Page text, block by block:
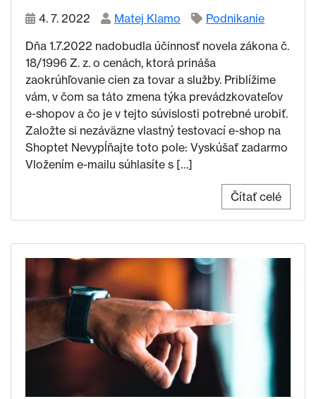
4. 7. 2022 Matej Klamo
Podnikanie
Dňa 1.7.2022 nadobudla účinnosť novela zákona č.
18/1996 Z. z. o cenách, ktorá prináša
zaokrúhľovanie cien za tovar a služby. Priblížime
vám, v čom sa táto zmena týka prevádzkovateľov
e-shopov a čo je v tejto súvislosti potrebné urobiť.
Založte si nezáväzne vlastný testovací e-shop na
Shoptet Nevypĺňajte toto pole: Vyskúšať zadarmo
Vložením e-mailu súhlasíte s […]
Čítať celé